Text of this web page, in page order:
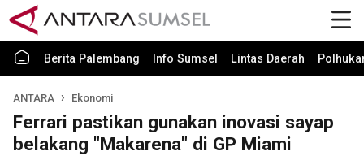
Berita Palembang Info Sumsel Lintas Daerah
ANTARA Ekonomi
Ferrari pastikan gunakan inovasi sayap
belakang "Makarena" di GP Miami